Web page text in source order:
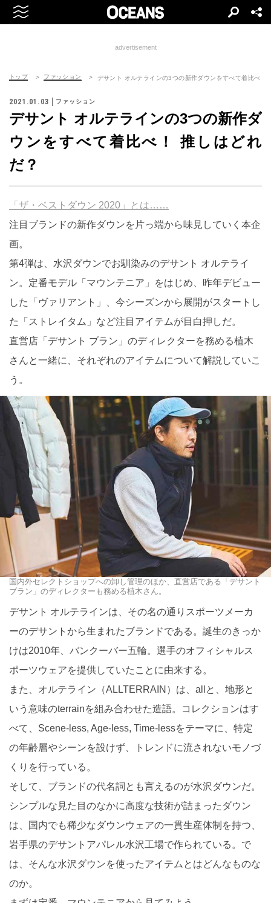
advertisement
トップ ファッション デサント オルテラインの3つの新作ダウンをすべて着比べ！
2021.01.03 ファッション
デサント オルテラインの3つの新作ダ
ウンをすべて着比べ！ 推しはどれ
だ？
「ザ・ベストダウン 2020」とは……
注目ブランドの新作ダウンを片っ端から味見していく本企
画。
第4弾は、水沢ダウンでお馴染みのデサント オルテライ
ン。定番モデル「マウンテニア」をはじめ、昨年デビュー
した「ヴァリアント」、今シーズンから展開がスタートし
た「ストレイタム」など注目アイテムが目白押しだ。
直営店「デサント ブラン」のディレクターを務める植木
さんと一緒に、それぞれのアイテムについて解説していこ
う。
国内外セレクトショップへの卸し管理のほか、直営店である「デサント
ブラン」のディレクターも務める植木さん。
デサント オルテラインは、その名の通りスポーツメーカ
ーのデサントから生まれたブランドである。誕生のきっか
けは2010年、バンクーバー五輪。選手のオフィシャルス
ポーツウェアを提供していたことに由来する。
また、オルテライン（ALLTERRAIN）は、allと、地形と
いう意味のterrainを組み合わせた造語。コレクションはす
べて、Scene-less, Age-less, Time-lessをテーマに、特定
の年齢層やシーンを設けず、トレンドに流されないモノづ
くりを行っている。
そして、ブランドの代名詞とも言えるのが水沢ダウンだ。
シンプルな見た目のなかに高度な技術が詰まったダウン
は、国内でも稀少なダウンウェアの一貫生産体制を持つ、
岩手県のデサントアパレル水沢工場で作られている。で
は、そんな水沢ダウンを使ったアイテムとはどんなものな
のか。